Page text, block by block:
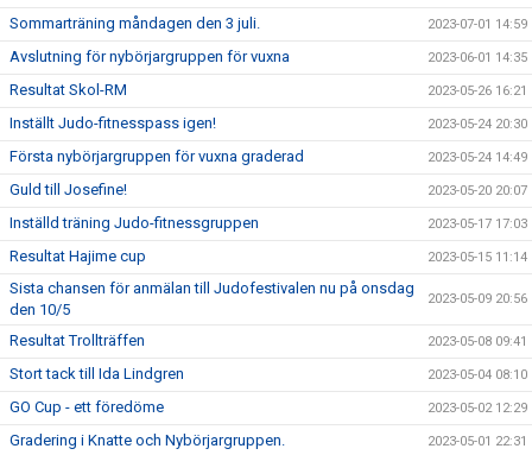
Sommarträning måndagen den 3 juli. 2023-07-01 14:59
Avslutning för nybörjargruppen för vuxna 2023-06-01 14:35
Resultat Skol-RM 2023-05-26 16:21
Inställt Judo-fitnesspass igen! 2023-05-24 20:30
Första nybörjargruppen för vuxna graderad 2023-05-24 14:49
Guld till Josefine! 2023-05-20 20:07
Inställd träning Judo-fitnessgruppen 2023-05-17 17:03
Resultat Hajime cup 2023-05-15 11:14
Sista chansen för anmälan till Judofestivalen nu på onsdag
den 10/5
2023-05-09 20:56
Resultat Trollträffen 2023-05-08 09:41
Stort tack till Ida Lindgren 2023-05-04 08:10
GO Cup - ett föredöme 2023-05-02 12:29
Gradering i Knatte och Nybörjargruppen. 2023-05-01 22:31